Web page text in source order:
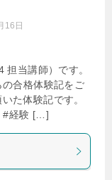
16日
当講師）です。
合格体験記をご
た体験記です。
#経験 […]